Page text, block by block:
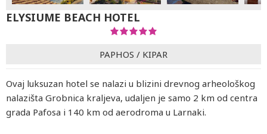
ELYSIUME BEACH HOTEL
PAPHOS / KIPAR
Ovaj luksuzan hotel se nalazi u blizini drevnog arheološkog
nalazišta Grobnica kraljeva, udaljen je samo 2 km od centra
grada Pafosa i 140 km od aerodroma u Larnaki.